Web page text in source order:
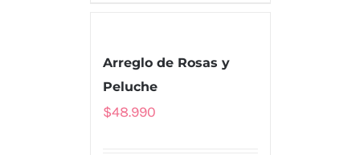
Arreglo de Rosas y
Peluche
$48.990